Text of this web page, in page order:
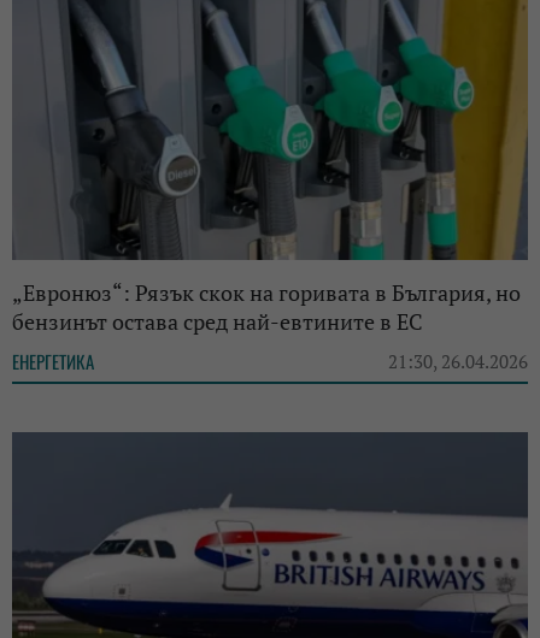
„Евронюз“: Рязък скок на горивата в България, но
бензинът остава сред най-евтините в ЕС
ЕНЕРГЕТИКА 21:30, 26.04.2026